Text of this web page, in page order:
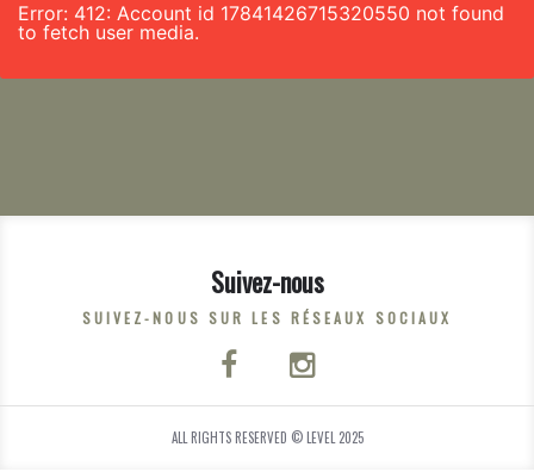
Error: 412: Account id 17841426715320550 not found
to fetch user media.
Suivez-nous
SUIVEZ-NOUS SUR LES RÉSEAUX SOCIAUX
ALL RIGHTS RESERVED © LEVEL 2025